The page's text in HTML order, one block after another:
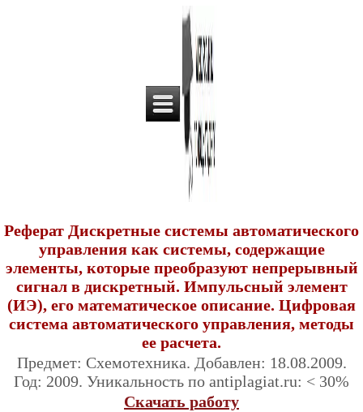
Реферат Дискретные системы автоматического
управления как системы, содержащие
элементы, которые преобразуют непрерывный
сигнал в дискретный. Импульсный элемент
(ИЭ), его математическое описание. Цифровая
система автоматического управления, методы
ее расчета.
Предмет: Схемотехника. Добавлен: 18.08.2009.
Год: 2009. Уникальность по antiplagiat.ru: < 30%
Скачать работу